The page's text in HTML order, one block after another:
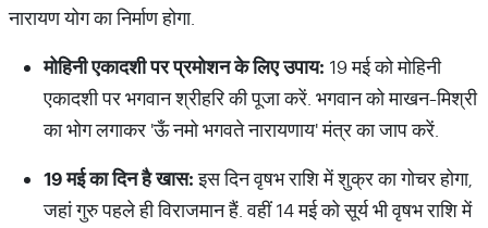
नारायण योग का निर्माण होगा.
मोहिनीएकादशीपरप्रमोशनकेलिएउपाय: 19 मई को मोहिनी
एकादशी पर भगवान श्रीहरि की पूजा करें. भगवान को माखन-मिश्री
का भोग लगाकर 'ऊँ नमो भगवते नारायणाय' मंत्र का जाप करें.
19मईकादिनहैखास:इस दिन वृषभ राशि में शुक्र का गोचर होगा,
जहां गुरु पहले ही विराजमान हैं. वहीं 14 मई को सूर्य भी वृषभ राशि में